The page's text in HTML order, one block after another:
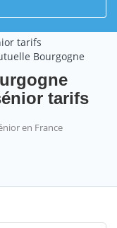
tarifs
Bourgogne
tarifs
en France